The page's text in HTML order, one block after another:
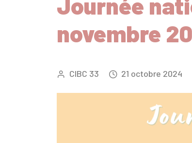
novembre
CIBC 33 21 octobre 2024